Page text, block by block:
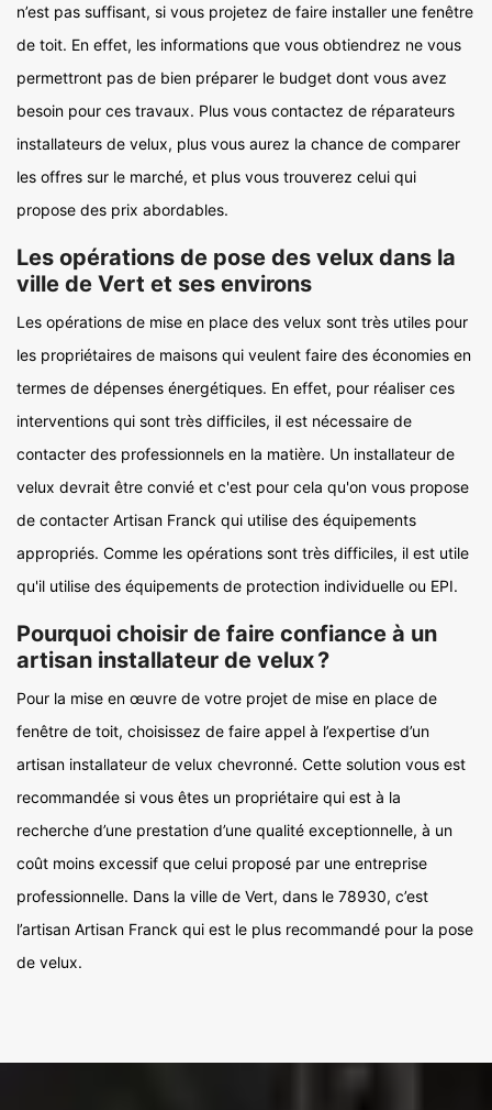
n’est pas suffisant, si vous projetez de faire installer une fenêtre
de toit. En effet, les informations que vous obtiendrez ne vous
permettront pas de bien préparer le budget dont vous avez
besoin pour ces travaux. Plus vous contactez de réparateurs
installateurs de velux, plus vous aurez la chance de comparer
les offres sur le marché, et plus vous trouverez celui qui
propose des prix abordables.
Les opérations de pose des velux dans la
ville de Vert et ses environs
Les opérations de mise en place des velux sont très utiles pour
les propriétaires de maisons qui veulent faire des économies en
termes de dépenses énergétiques. En effet, pour réaliser ces
interventions qui sont très difficiles, il est nécessaire de
contacter des professionnels en la matière. Un installateur de
velux devrait être convié et c'est pour cela qu'on vous propose
de contacter Artisan Franck qui utilise des équipements
appropriés. Comme les opérations sont très difficiles, il est utile
qu'il utilise des équipements de protection individuelle ou EPI.
Pourquoi choisir de faire confiance à un
artisan installateur de velux ?
Pour la mise en œuvre de votre projet de mise en place de
fenêtre de toit, choisissez de faire appel à l’expertise d’un
artisan installateur de velux chevronné. Cette solution vous est
recommandée si vous êtes un propriétaire qui est à la
recherche d’une prestation d’une qualité exceptionnelle, à un
coût moins excessif que celui proposé par une entreprise
professionnelle. Dans la ville de Vert, dans le 78930, c’est
l’artisan Artisan Franck qui est le plus recommandé pour la pose
de velux.